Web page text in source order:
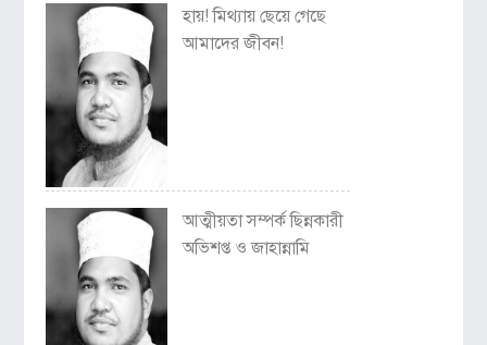
হায়! মিথ্যায় ছেয়ে গেছে
আমাদের জীবন!
আত্মীয়তা সম্পর্ক ছিন্নকারী
অভিশপ্ত ও জাহান্নামি